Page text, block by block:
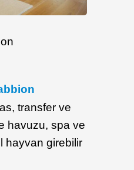
transfer ve
havuzu, spa ve
hayvan girebilir